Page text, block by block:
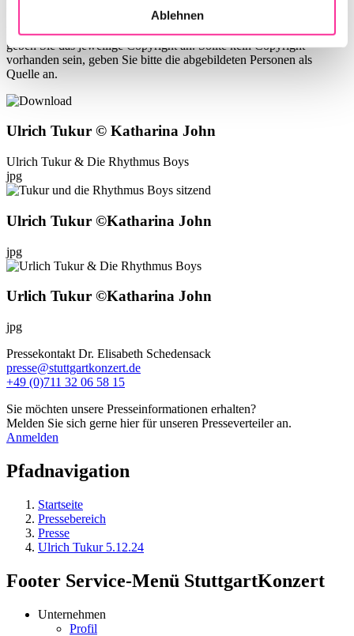
Ablehnen
Das Fotomaterial ist für die redaktionelle Nutzung freigegeben. Bitte
geben Sie das jeweilige Copyright an. Sollte kein Copyright
vorhanden sein, geben Sie bitte die abgebildeten Personen als
Quelle an.
Ulrich Tukur © Katharina John
Ulrich Tukur & Die Rhythmus Boys
jpg
Ulrich Tukur ©Katharina John
jpg
Urlich Tukur ©Katharina John
jpg
Pressekontakt Dr. Elisabeth Schedensack
presse@stuttgartkonzert.de
+49 (0)711 32 06 58 15
Sie möchten unsere Presseinformationen erhalten?
Melden Sie sich gerne hier für unseren Presseverteiler an.
Anmelden
Pfadnavigation
Startseite
Pressebereich
Presse
Ulrich Tukur 5.12.24
Footer Service-Menü StuttgartKonzert
Unternehmen
Profil